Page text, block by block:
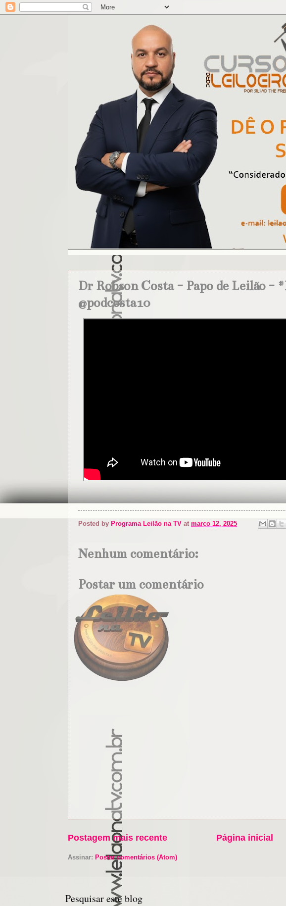
Dr Robson Costa - Papo de Leilão -
@podcosta10
Posted by Programa Leilão na TV at março 12, 2025
Nenhum comentário:
Postar um comentário
Postagem mais recente Página inicial
Assinar: Postar comentários (Atom)
Pesquisar este blog